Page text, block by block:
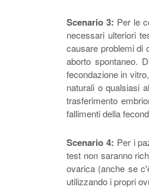
Scenario 3: Per le
necessari ulteriori
causare problemi di
aborto spontaneo.
fecondazione in
naturali o qualsiasi
trasferimento
fallimenti della
Scenario 4: Per i
test non saranno
ovarica (anche se
utilizzando i propri